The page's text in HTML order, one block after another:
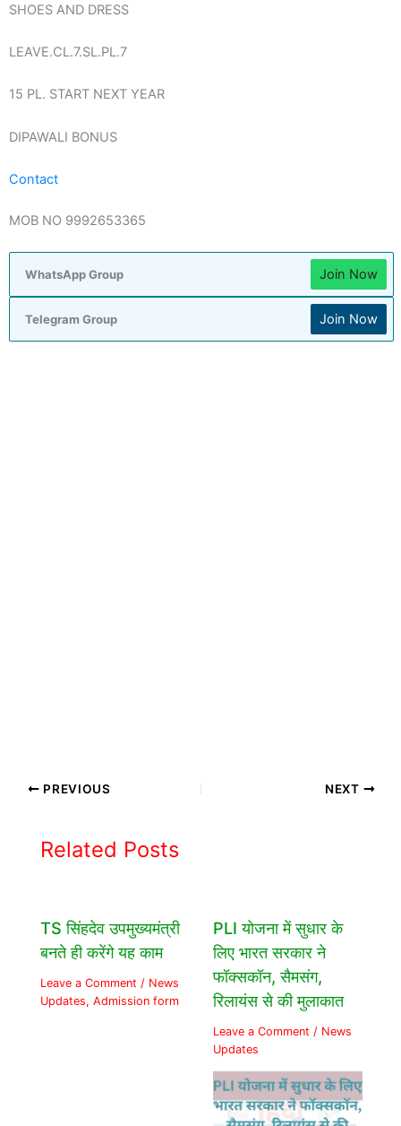
SHOES AND DRESS
LEAVE.CL.7.SL.PL.7
15 PL. START NEXT YEAR
DIPAWALI BONUS
Contact
MOB NO 9992653365
WhatsApp Group Join Now
Telegram Group Join Now
PREVIOUS NEXT
Related Posts
TS सिंहदेव उपमुख्यमंत्री
बनते ही करेंगे यह काम
Leave a Comment / News
Updates,Admission form
PLI योजना में सुधार के
लिए भारत सरकार ने
फॉक्सकॉन, सैमसंग,
रिलायंस से की मुलाकात
Leave a Comment / News
Updates